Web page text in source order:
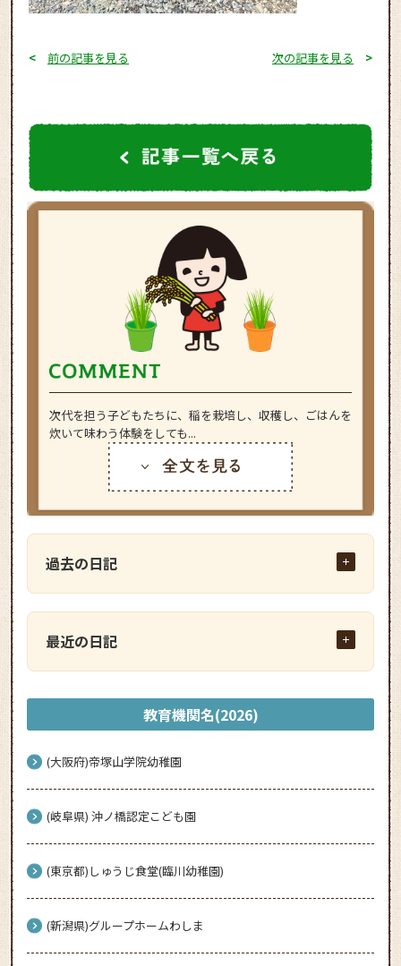
< 前の記事を見る 次の記事を見る >
次代を担う子どもたちに、稲を栽培し、収穫し、ごはんを
炊いて味わう体験をしても...
過去の日記
最近の日記
教育機関名(2026)
(大阪府)帝塚山学院幼稚園
(岐阜県) 沖ノ橋認定こども園
(東京都)しゅうじ食堂(臨川幼稚園)
(新潟県)グループホームわしま